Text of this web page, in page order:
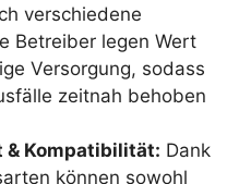
verschiedene
Betreiber legen Wert
Versorgung, sodass
zeitnah behoben
Kompatibilität: Dank
können sowohl